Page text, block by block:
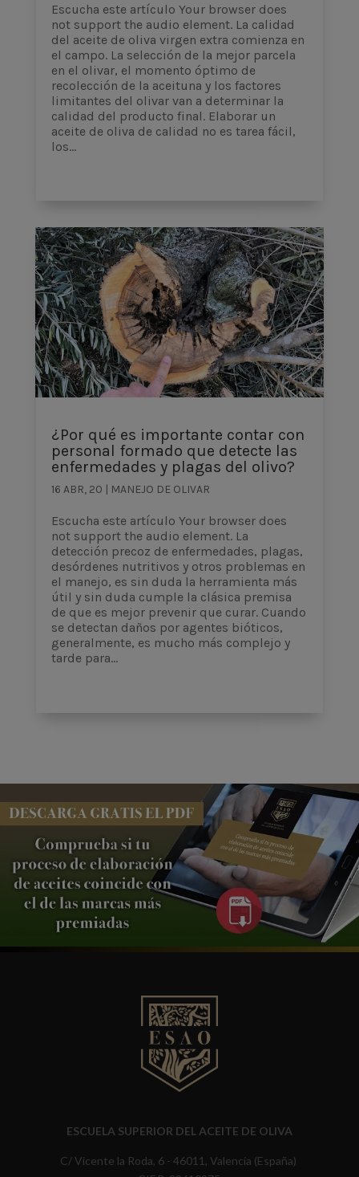
Escucha este artículo Your browser does
not support the audio element. La calidad
del aceite de oliva virgen extra comienza en
el campo. La selección de la mejor parcela
en el olivar, el momento óptimo de
recolección de la aceituna y los factores
limitantes del olivar van a determinar la
calidad del producto final. Elaborar un
aceite de oliva de calidad no es tarea fácil,
los...
¿Por qué es importante contar con
personal formado que detecte las
enfermedades y plagas del olivo?
16 ABR, 20 | MANEJO DE OLIVAR
Escucha este artículo Your browser does
not support the audio element. La
detección precoz de enfermedades, plagas,
desórdenes nutritivos y otros problemas en
el manejo, es sin duda la herramienta más
útil y sin duda cumple la clásica premisa
de que es mejor prevenir que curar. Cuando
se detectan daños por agentes bióticos,
generalmente, es mucho más complejo y
tarde para...
ESCUELA SUPERIOR DEL ACEITE DE OLIVA
C/ Vicente la Roda, 6 - 46011, Valencia (España)